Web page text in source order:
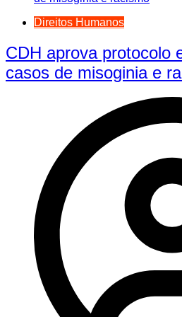
Direitos Humanos
CDH aprova protocolo
casos de misoginia e